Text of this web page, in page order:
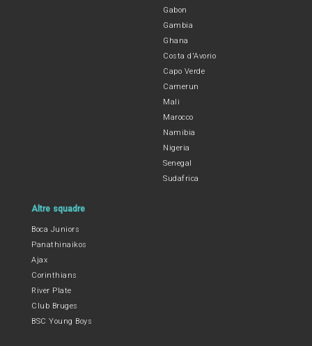
Gabon
Gambia
Ghana
Costa d'Avorio
Capo Verde
Camerun
Mali
Marocco
Namibia
Nigeria
Senegal
Sudafrica
Altre squadre
Boca Juniors
Panathinaikos
Ajax
Corinthians
River Plate
Club Bruges
BSC Young Boys